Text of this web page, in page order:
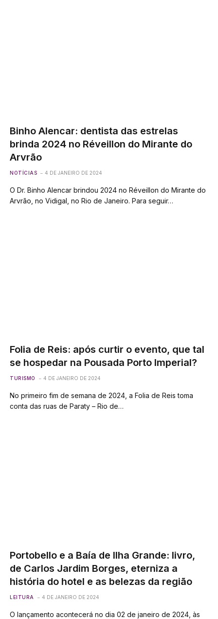
Binho Alencar: dentista das estrelas
brinda 2024 no Réveillon do Mirante do
Arvrão
NOTÍCIAS 4 DE JANEIRO DE 2024
O Dr. Binho Alencar brindou 2024 no Réveillon do Mirante do
Arvrão, no Vidigal, no Rio de Janeiro. Para seguir…
Folia de Reis: após curtir o evento, que tal
se hospedar na Pousada Porto Imperial?
TURISMO 4 DE JANEIRO DE 2024
No primeiro fim de semana de 2024, a Folia de Reis toma
conta das ruas de Paraty – Rio de…
Portobello e a Baía de Ilha Grande: livro,
de Carlos Jardim Borges, eterniza a
história do hotel e as belezas da região
LEITURA 4 DE JANEIRO DE 2024
O lançamento acontecerá no dia 02 de janeiro de 2024, às